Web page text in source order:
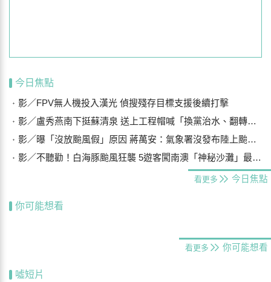
今日焦點
影／FPV無人機投入漢光 偵搜殘存目標支援後續打擊
影／盧秀燕南下挺蘇清泉 送上工程帽喊「換黨治水、翻轉屏東」
影／曝「沒放颱風假」原因 蔣萬安：氣象署沒發布陸上颱風警報
影／不聽勸！白海豚颱風狂襲 5遊客闖南澳「神秘沙灘」最高罰25萬
看更多 今日焦點
你可能想看
看更多 你可能想看
噓短片